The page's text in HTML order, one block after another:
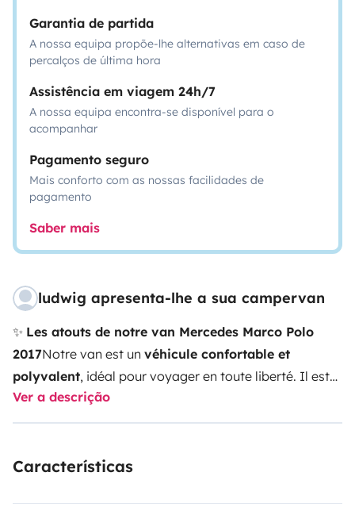
Garantia de partida
A nossa equipa propõe-lhe alternativas em caso de
percalços de última hora
Assistência em viagem 24h/7
A nossa equipa encontra-se disponível para o
acompanhar
Pagamento seguro
Mais conforto com as nossas facilidades de
pagamento
Saber mais
ludwig apresenta-lhe a sua campervan
✨ Les atouts de notre van Mercedes Marco Polo
2017Notre van est un véhicule confortable et
polyvalent, idéal pour voyager en toute liberté. Il est
entrès bon état
partir pour de nouvelles aventures.🚐Équipements et
(banquette convertible) et lit double en haut (toit
Ver a descrição
Características